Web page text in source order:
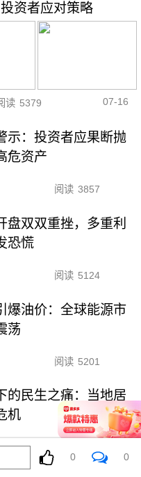
资者应对策略
读 5379 07-16
示：投资者应果断抛
危资产
阅读 3857
盘双双重挫，多重利
恐慌
阅读 5124
爆油价：全球能源市
荡
阅读 5201
的民生之痛：当地居
机
0 0